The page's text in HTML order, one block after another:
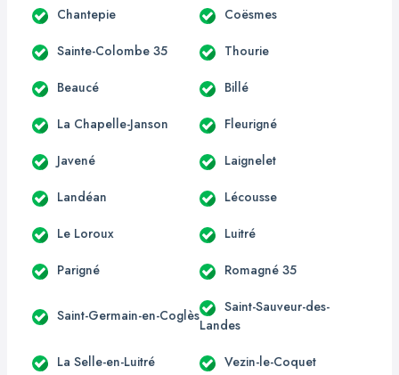
Chantepie Coësmes
Sainte-Colombe 35 Thourie
Beaucé Billé
La Chapelle-Janson Fleurigné
Javené Laignelet
Landéan Lécousse
Le Loroux Luitré
Parigné Romagné 35
Saint-Germain-en-Coglès
Saint-Sauveur-des-
Landes
La Selle-en-Luitré Vezin-le-Coquet